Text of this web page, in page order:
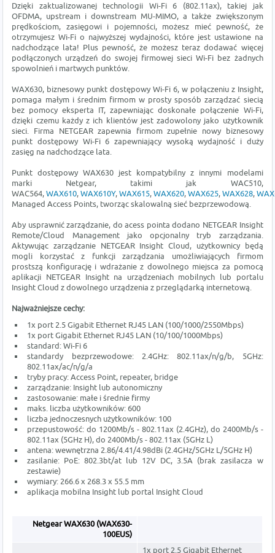
Dzięki zaktualizowanej technologii Wi-Fi 6 (802.11ax), takiej jak
OFDMA, upstream i downstream MU-MIMO, a także zwiększonym
prędkościom, zasięgowi i pojemności, możesz mieć pewność, że
otrzymujesz Wi-Fi o najwyższej wydajności, które jest ustawione na
nadchodzące lata! Plus pewność, że możesz teraz dodawać więcej
podłączonych urządzeń do swojej firmowej sieci Wi-Fi bez żadnych
spowolnień i martwych punktów.
WAX630, biznesowy punkt dostępowy Wi-Fi 6, w połączeniu z Insight,
pomaga małym i średnim firmom w prosty sposób zarządzać siecią
bez pomocy eksperta IT, zapewniając doskonałe połączenie Wi-Fi,
dzięki czemu każdy z ich klientów jest zadowolony jako użytkownik
sieci. Firma NETGEAR zapewnia firmom zupełnie nowy biznesowy
punkt dostępowy Wi-Fi 6 zapewniający wysoką wydajność i duży
zasięg na nadchodzące lata.
Punkt dostępowy WAX630 jest kompatybilny z innymi modelami
marki Netgear, takimi jak WAC510,
WAC564,WAX610,WAX610Y,WAX615,WAX620,WAX625,WAX628,
Managed Access Points, tworząc skalowalną sieć bezprzewodową.
Aby usprawnić zarządzanie, do acess pointa dodano NETGEAR Insight
Remote/Cloud Management jako opcjonalny tryb zarządzania.
Aktywując zarządzanie NETGEAR Insight Cloud, użytkownicy będą
mogli korzystać z funkcji zarządzania umożliwiających firmom
prostszą konfigurację i wdrażanie z dowolnego miejsca za pomocą
aplikacji NETGEAR Insight na urządzeniach mobilnych lub portalu
Insight Cloud z dowolnego urządzenia z przeglądarką internetową.
Najważniejsze cechy:
1x port 2.5 Gigabit Ethernet RJ45 LAN (100/1000/2550Mbps)
1x port Gigabit Ethernet RJ45 LAN (10/100/1000Mbps)
standard: Wi-Fi 6
standardy bezprzewodowe: 2.4GHz: 802.11ax/n/g/b, 5GHz:
802.11ax/ac/n/g/a
tryby pracy: Access Point, repeater, bridge
zarządzanie: Insight lub autonomiczny
zastosowanie: małe i średnie firmy
maks. liczba użytkowników: 600
liczba jednoczesnych użytkowników: 100
przepustowość: do 1200Mb/s - 802.11ax (2.4GHz), do 2400Mb/s -
802.11ax (5GHz H), do 2400Mb/s - 802.11ax (5GHz L)
antena: wewnętrzna 2.86/4.41/4.98dBi (2.4GHz/5GHz L/5GHz H)
zasilanie: PoE: 802.3bt/at lub 12V DC, 3.5A (brak zasilacza w
zestawie)
wymiary: 266.6 x 268.3 x 55.5 mm
aplikacja mobilna Insight lub portal Insight Cloud
Netgear WAX630 (WAX630-
100EUS)
1x port 2.5 Gigabit Ethernet